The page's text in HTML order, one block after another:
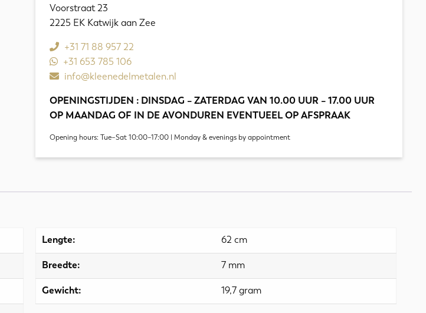
Voorstraat 23
2225 EK Katwijk aan Zee
+31 71 88 957 22
+31 653 785 106
info@kleenedelmetalen.nl
OPENINGSTIJDEN : DINSDAG – ZATERDAG VAN 10.00 UUR – 17.00 UUR
OP MAANDAG OF IN DE AVONDUREN EVENTUEEL OP AFSPRAAK
Opening hours: Tue–Sat 10:00–17:00 | Monday & evenings by appointment
Lengte: 62 cm
Breedte: 7 mm
Gewicht: 19,7 gram